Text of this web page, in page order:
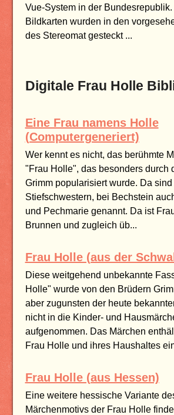
Vue-System in der
Bildkarten wurden in den
des Stereomat gesteckt ...
Digitale Frau Holle
Eine Frau namens Holle
(Computergeneriert)
Wer kennt es nicht, das berühmte
"Frau Holle", das besonders durch
Grimm popularisiert wurde. Da
Stiefschwestern, bei Bechstein
und Pechmarie genannt. Da ist
Brunnen und zugleich üb...
Frau Holle (aus der
Diese weitgehend unbekannte
Holle" wurde von den Brüdern
aber zugunsten der heute
nicht in die Kinder- und
aufgenommen. Das Märchen
Frau Holle und ihres Haushaltes
Frau Holle (aus Hessen)
Eine weitere hessische Variante
Märchenmotivs der Frau Holle